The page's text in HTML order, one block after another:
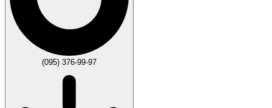
(095) 376-99-97